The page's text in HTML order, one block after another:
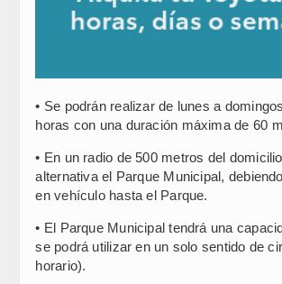
• Se podrán realizar de lunes a
horas con una duración máxima de 60
• En un radio de 500 metros del
alternativa el Parque Municipal,
en vehículo hasta el Parque.
• El Parque Municipal tendrá una
se podrá utilizar en un solo sentido de
horario).